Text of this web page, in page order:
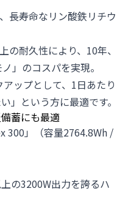
長寿命なリン酸鉄リチウ
の耐久性により、10年、
」のコスパを実現。
ップとして、1日あたり
」という方に最適です。
蓄にも最適
300 」（容量2764.8Wh /
の3200W出力を誇るハ